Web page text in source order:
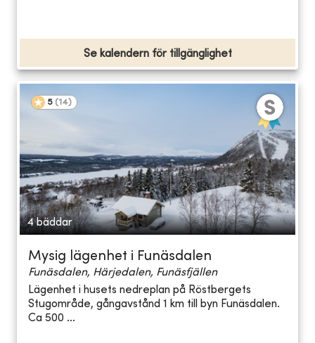
Se kalendern för tillgänglighet
5 (14)
4 bäddar
Mysig lägenhet i Funäsdalen
Funäsdalen, Härjedalen, Funäsfjällen
Lägenhet i husets nedreplan på Röstbergets
Stugområde, gångavstånd 1 km till byn Funäsdalen.
Ca 500 ...